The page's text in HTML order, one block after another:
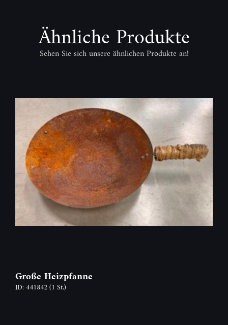
Ähnliche Produkte
Sehen Sie sich unsere ähnlichen Produkte an!
Große Heizpfanne
ID: 441842(1 St.)